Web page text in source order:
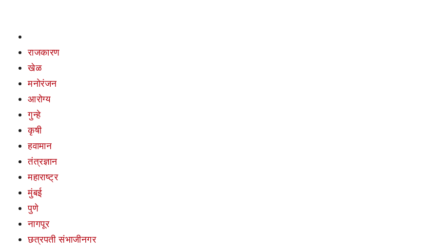
राजकारण
खेळ
मनोरंजन
आरोग्य
गुन्हे
कृषी
हवामान
तंत्रज्ञान
महाराष्ट्र
मुंबई
पुणे
नागपूर
छत्रपती संभाजीनगर